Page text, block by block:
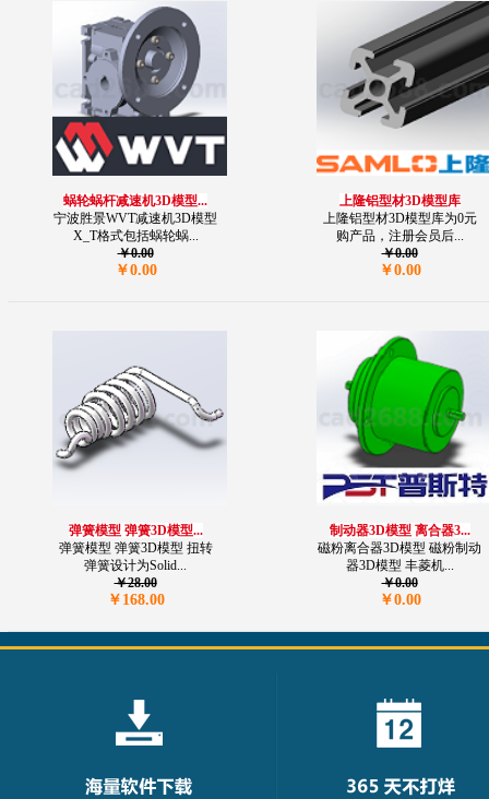
蜗轮蜗杆减速机3D模型...
宁波胜景WVT减速机3D模型
X_T格式包括蜗轮蜗...
￥0.00
￥0.00
上隆铝型材3D模型库
上隆铝型材3D模型库为0元
购产品，注册会员后...
￥0.00
￥0.00
弹簧模型 弹簧3D模型...
弹簧模型 弹簧3D模型 扭转
弹簧设计为Solid...
￥28.00
￥168.00
制动器3D模型 离合器3...
磁粉离合器3D模型 磁粉制动
器3D模型 丰菱机...
￥0.00
￥0.00